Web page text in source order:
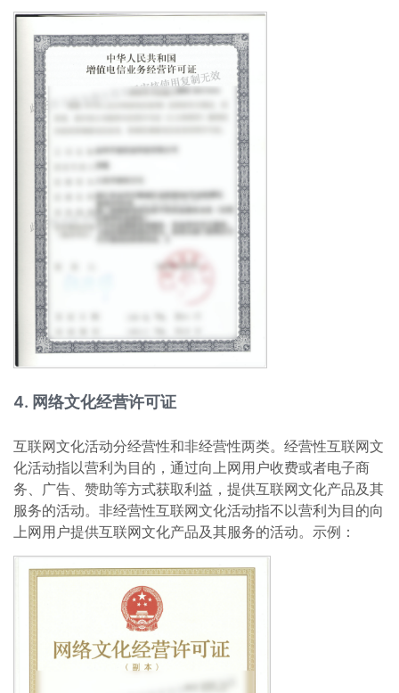
4. 网络文化经营许可证
互联网文化活动分经营性和非经营性两类。经营性互联网文
化活动指以营利为目的，通过向上网用户收费或者电子商
务、广告、赞助等方式获取利益，提供互联网文化产品及其
服务的活动。非经营性互联网文化活动指不以营利为目的向
上网用户提供互联网文化产品及其服务的活动。示例：